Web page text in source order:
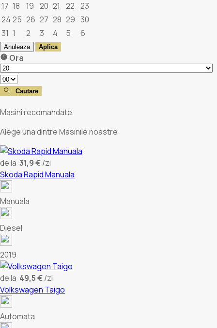
17 18 19 20 21 22 23
24 25 26 27 28 29 30
31 1 2 3 4 5 6
Anuleaza Aplica
Ora
Cautare
Masini recomandate
Alege una dintreMasinile noastre
de la 31,9 €/zi
Skoda Rapid Manuala
Manuala
Diesel
2019
de la 49,5 €/zi
Volkswagen Taigo
Automata